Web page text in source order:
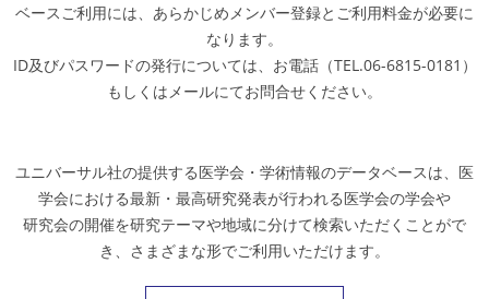
ベースご利用には、あらかじめメンバー登録とご利用料金が必要に
なります。
ID及びパスワードの発行については、お電話（TEL.06-6815-0181）
もしくはメールにてお問合せください。
ユニバーサル社の提供する医学会・学術情報のデータベースは、医
学会における最新・最高研究発表が行われる医学会の学会や
研究会の開催を研究テーマや地域に分けて検索いただくことがで
き、さまざまな形でご利用いただけます。